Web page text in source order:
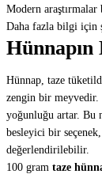
Modern
Daha fazla bilgi için
Hünnap, taze
zengin bir meyvedir.
yoğunluğu artar. Bu
besleyici bir
değerlendirilebilir.
100 gram taze